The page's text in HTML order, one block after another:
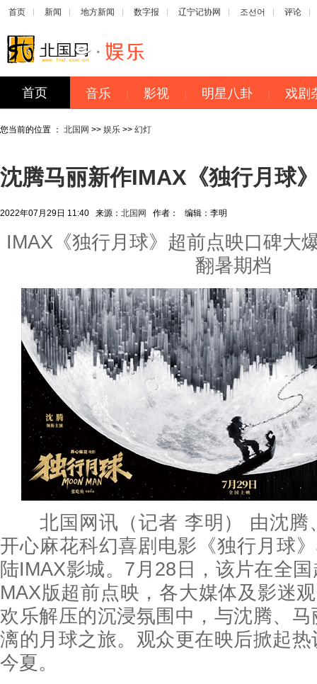
首页 新闻 地方新闻 数字报 辽宁记协网 조선어 评论
首页 音乐 影视 明星八卦 戏剧
您当前的位置 ： 北国网 >> 娱乐 >> 幻灯
沈腾马丽新作IMAX《独行月球
2022年07月29日 11:40 来源： 北国网 作者： 编辑： 李明
IMAX《独行月球》超前点映口碑大
翻暑期档
北国网讯（记者 李明） 由沈腾
开心麻花科幻喜剧电影《独行月球
陆IMAX影城。7月28日，该片在全
MAX版超前点映，各大媒体及影迷
欢乐解压的沉浸氛围中，与沈腾、
漓的月球之旅。观众更在映后掀起
今夏。